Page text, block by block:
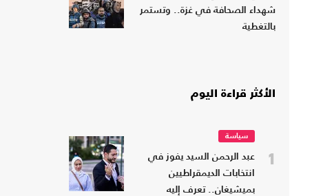
شهداء الصحافة في غزة.. وتستمر
بالتغطية
الأكثر قراءة اليوم
1
سياسة
عبد الرحمن السيد يفوز في
انتخابات الديمقراطيين
بميشيغان.. تعرف إليه